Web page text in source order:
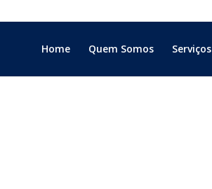
Home Quem Somos Serviços